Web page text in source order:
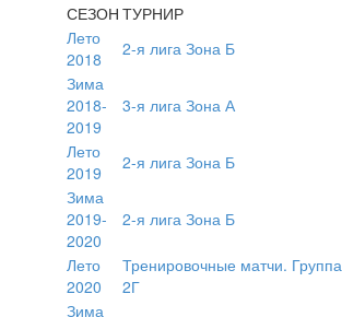
СЕЗОН ТУРНИР
Лето
2018
2-я лига Зона Б
Зима
2018-
2019
3-я лига Зона А
Лето
2019
2-я лига Зона Б
Зима
2019-
2020
2-я лига Зона Б
Лето
2020
Тренировочные матчи. Группа
2Г
Зима